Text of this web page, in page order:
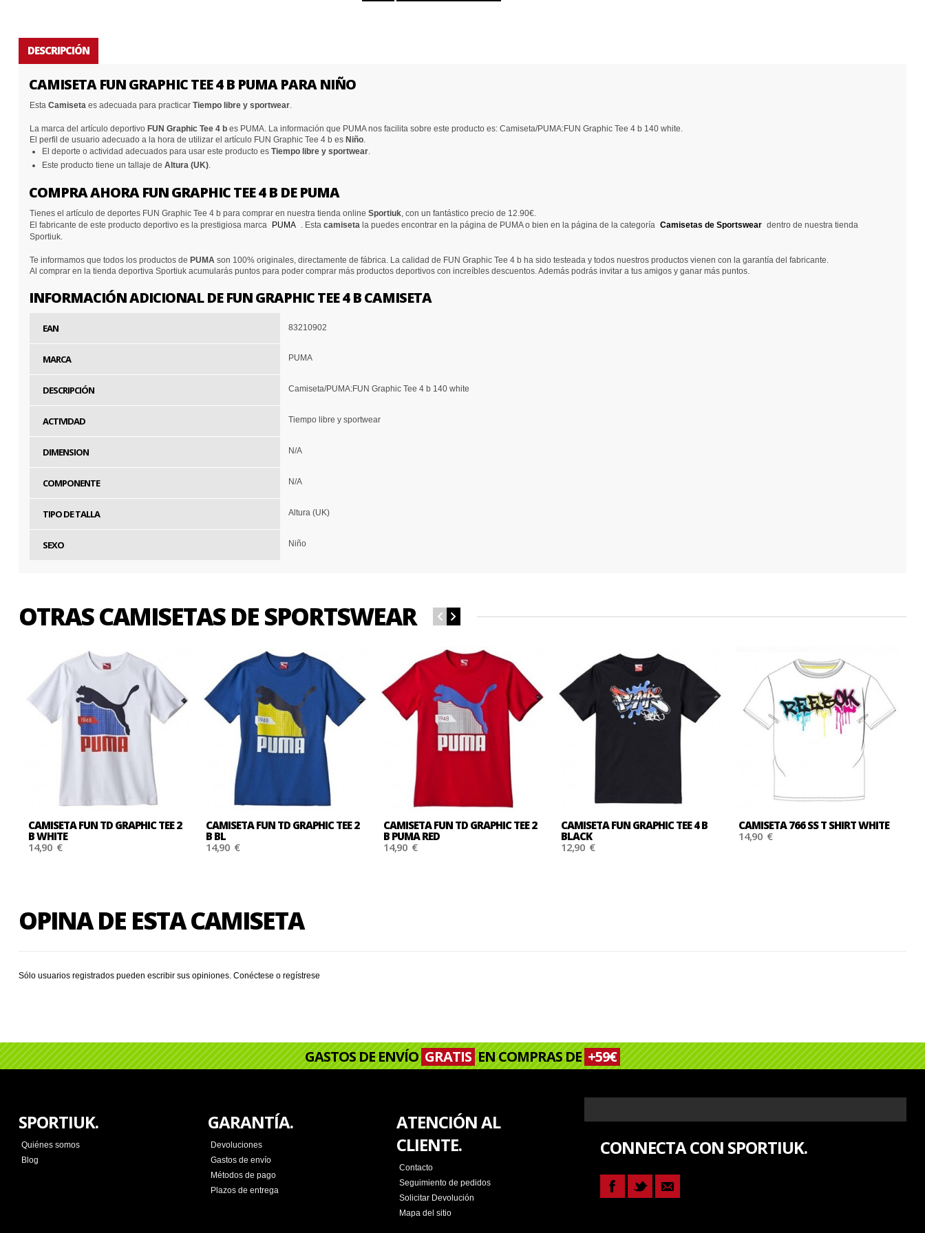
DESCRIPCIÓN
CAMISETA FUN GRAPHIC TEE 4 B PUMA PARA NIÑO
EstaCamiseta es adecuada para practicarTiempo libre y sportwear.
La marca del artículo deportivo FUN Graphic Tee 4 b es PUMA. La información que PUMA nos facilita sobre este producto es: Camiseta/PUMA:FUN Graphic Tee 4 b 140 white.
El perfil de usuario adecuado a la hora de utilizar el artículo FUN Graphic Tee 4 b es Niño.
El deporte o actividad adecuados para usar este producto esTiempo libre y sportwear.
Este producto tiene un tallaje deAltura (UK).
COMPRA AHORA FUN GRAPHIC TEE 4 B DE PUMA
Tienes el artículo de deportes FUN Graphic Tee 4 b para comprar en nuestra tienda onlineSportiuk, con un fantástico precio de 12.90€.
El fabricante de este producto deportivo es la prestigiosa marca
PUMA . Estacamiseta la puedes encontrar en la página de PUMA o bien en la página de la categoría Camisetas de Sportswear dentro de nuestra tienda
Sportiuk.
Te informamos que todos los productos de PUMA son 100% originales, directamente de fábrica. La calidad de FUN Graphic Tee 4 b ha sido testeada y todos nuestros productos vienen con la garantía del fabricante.
Al comprar en la tienda deportiva Sportiuk acumularás puntos para poder comprar más productos deportivos con increíbles descuentos. Además podrás invitar a tus amigos y ganar más puntos.
INFORMACIÓN ADICIONAL DE FUN GRAPHIC TEE 4 B CAMISETA
EAN 83210902
MARCA PUMA
DESCRIPCIÓN Camiseta/PUMA:FUN Graphic Tee 4 b 140 white
ACTIVIDAD Tiempo libre y sportwear
DIMENSION N/A
COMPONENTE N/A
TIPO DE TALLA Altura (UK)
SEXO Niño
OTRAS CAMISETAS DE SPORTSWEAR
CAMISETA FUN TD GRAPHIC TEE 2
B WHITE
14,90 €
CAMISETA FUN TD GRAPHIC TEE 2
B BL
14,90 €
CAMISETA FUN TD GRAPHIC TEE 2
B PUMA RED
14,90 €
CAMISETA FUN GRAPHIC TEE 4 B
BLACK
12,90 €
CAMISETA 766 SS T SHIRT WHITE
14,90 €
OPINA DE ESTA CAMISETA
Sólo usuarios registrados pueden escribir sus opiniones.Conéctese oregístrese
GASTOS DE ENVÍO GRATISEN COMPRAS DE +59€
CONNECTA CON SPORTIUK.
SPORTIUK.
Quiénes somos
Blog
GARANTÍA.
Devoluciones
Gastos de envío
Métodos de pago
Plazos de entrega
ATENCIÓN AL
CLIENTE.
Contacto
Seguimiento de pedidos
Solicitar Devolución
Mapa del sitio